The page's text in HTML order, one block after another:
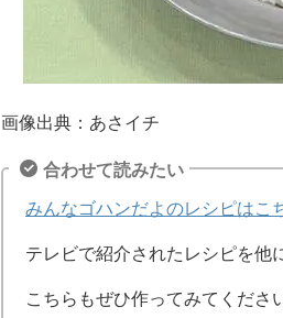
画像出典：あさイチ
合わせて読みたい
みんなゴハンだよのレシピはこ
テレビで紹介されたレシピを他
こちらもぜひ作ってみてくださ